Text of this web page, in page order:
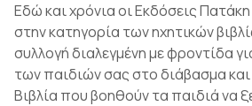
Εδώ και χρόνια οι Εκδόσεις
στην κατηγορία των ηχητικών
συλλογή διαλεγμένη με φροντίδα
των παιδιών σας στο διάβασμα
Βιβλία που βοηθούν τα παιδιά να